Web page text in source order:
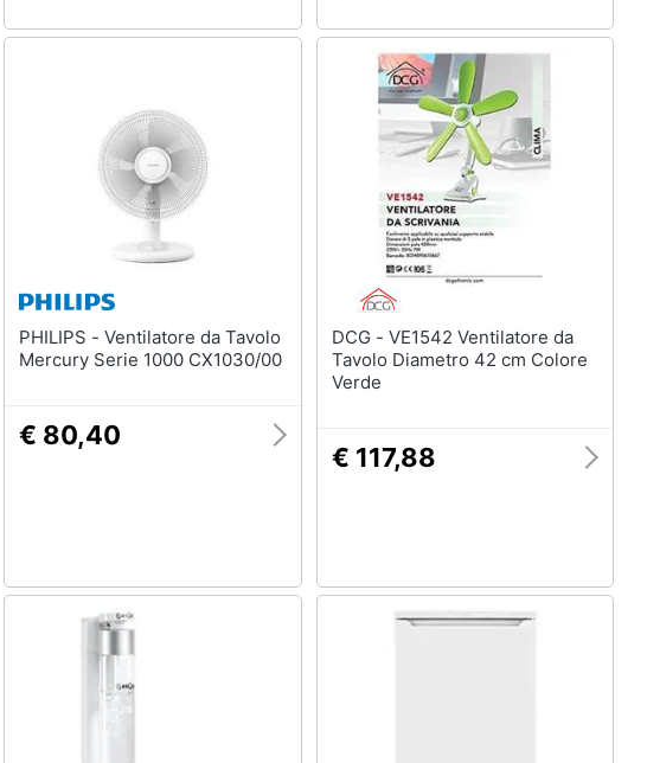
PHILIPS - Ventilatore da Tavolo
Mercury Serie 1000 CX1030/00
€ 80,40
DCG - VE1542 Ventilatore da
Tavolo Diametro 42 cm Colore
Verde
€ 117,88